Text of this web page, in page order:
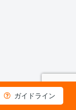
ガイドライン